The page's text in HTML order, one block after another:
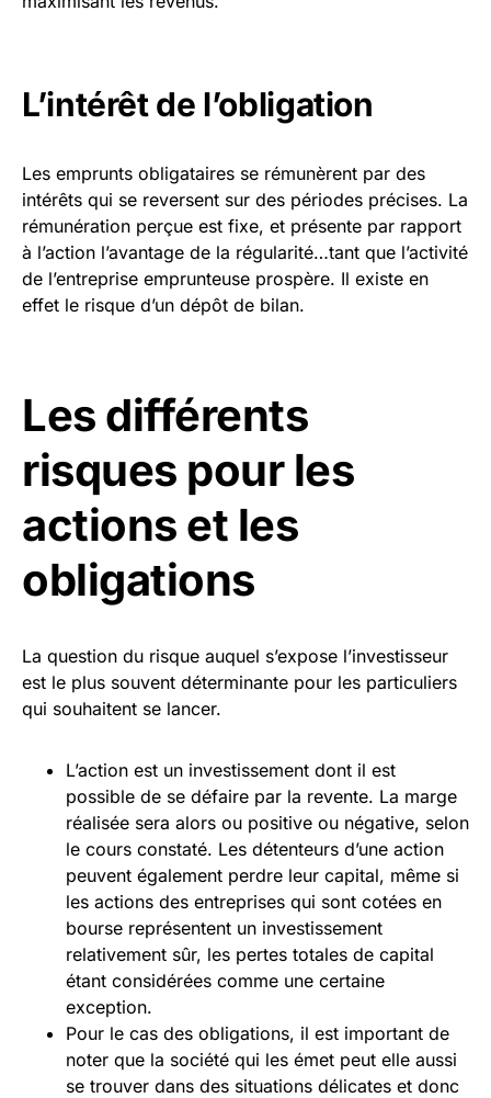
L’intérêt de l’obligation
Les emprunts obligataires se rémunèrent par des
intérêts qui se reversent sur des périodes précises. La
rémunération perçue est fixe, et présente par rapport
à l’action l’avantage de la régularité…tant que l’activité
de l’entreprise emprunteuse prospère. Il existe en
effet le risque d’un dépôt de bilan.
Les différents
risques pour les
actions et les
obligations
La question du risque auquel s’expose l’investisseur
est le plus souvent déterminante pour les particuliers
qui souhaitent se lancer.
L’action est un investissement dont il est
possible de se défaire par la revente. La marge
réalisée sera alors ou positive ou négative, selon
le cours constaté. Les détenteurs d’une action
peuvent également perdre leur capital, même si
les actions des entreprises qui sont cotées en
bourse représentent un investissement
relativement sûr, les pertes totales de capital
étant considérées comme une certaine
exception.
Pour le cas des obligations, il est important de
noter que la société qui les émet peut elle aussi
se trouver dans des situations délicates et donc